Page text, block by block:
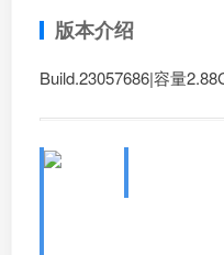
版本介绍
Build.23057686|容量